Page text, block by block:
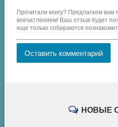
Прочитали книгу? Предлагаем вам
впечатлением! Ваш отзыв будет
еще только собираются
Оставить комментарий
НОВЫЕ